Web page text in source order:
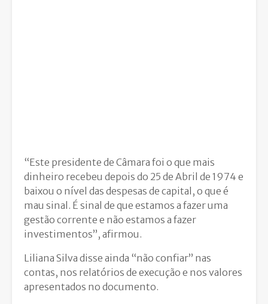
“Este presidente de Câmara foi o que mais
dinheiro recebeu depois do 25 de Abril de 1974 e
baixou o nível das despesas de capital, o que é
mau sinal. É sinal de que estamos a fazer uma
gestão corrente e não estamos a fazer
investimentos”, afirmou.
Liliana Silva disse ainda “não confiar” nas
contas, nos relatórios de execução e nos valores
apresentados no documento.